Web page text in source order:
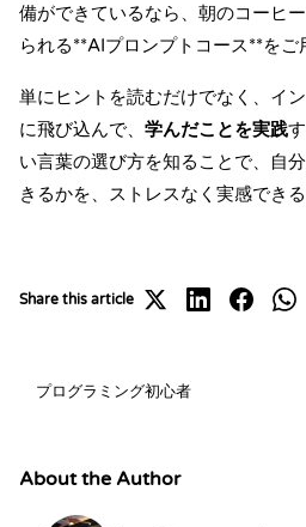
備ができているなら、朝のコーヒ
られる**AIプロンプトコース**をご
単にヒントを読むだけでなく、イ
に飛び込んで、 学んだことを実践
い言葉の選び方を知ることで、自
きるかを、ストレスなく実感でき
Share this article Share on X
Share on
Share
プログラミング初心者
About the Author